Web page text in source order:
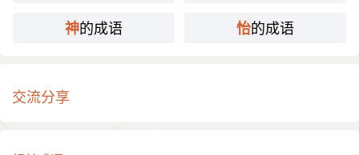
神的成语 怡的成语
交流分享